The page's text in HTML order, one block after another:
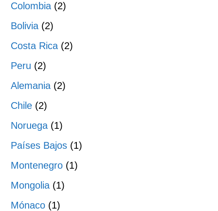
Colombia (2)
Bolivia (2)
Costa Rica (2)
Peru (2)
Alemania (2)
Chile (2)
Noruega (1)
Países Bajos (1)
Montenegro (1)
Mongolia (1)
Mónaco (1)